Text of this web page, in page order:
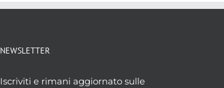
NEWSLETTER
Iscriviti e rimani aggiornato sulle